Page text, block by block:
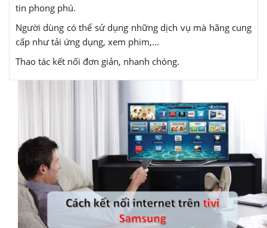
tin phong phú.
Người dùng có thể sử dụng những dịch vụ mà hãng cung
cấp như tải ứng dụng, xem phim,...
Thao tác kết nối đơn giản, nhanh chóng.